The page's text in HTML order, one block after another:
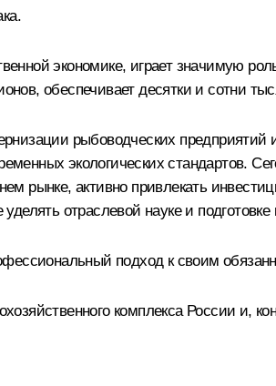
экономике, играет значимую
обеспечивает десятки и сотни
рыбоводческих
экологических стандартов.
рынке, активно привлекать
отраслевой науке и
подход к своим
комплекса России и,